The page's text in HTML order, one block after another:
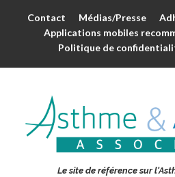
Contact Médias/Presse
Applications mobiles
Politique de
Le site de référence sur